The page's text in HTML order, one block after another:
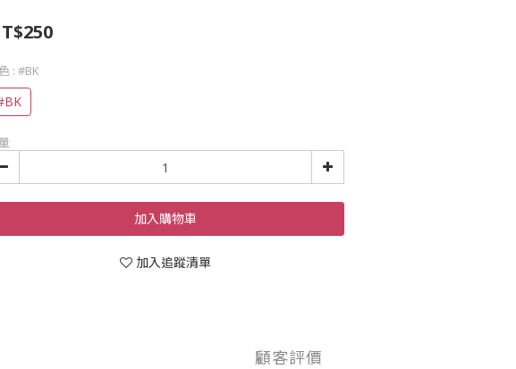
: #BK
加入購物車
加入追蹤清單
顧客評價